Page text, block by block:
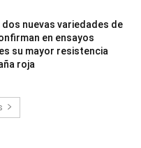
dos nuevas variedades de
en ensayos
su mayor resistencia
roja